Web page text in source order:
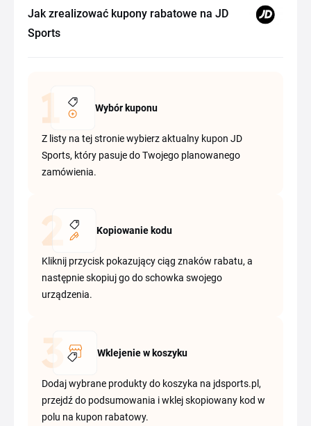
Jak zrealizować kupony rabatowe na JD
Sports
Wybór kuponu
Z listy na tej stronie wybierz aktualny kupon JD
Sports, który pasuje do Twojego planowanego
zamówienia.
Kopiowanie kodu
Kliknij przycisk pokazujący ciąg znaków rabatu, a
następnie skopiuj go do schowka swojego
urządzenia.
Wklejenie w koszyku
Dodaj wybrane produkty do koszyka na jdsports.pl,
przejdź do podsumowania i wklej skopiowany kod w
polu na kupon rabatowy.